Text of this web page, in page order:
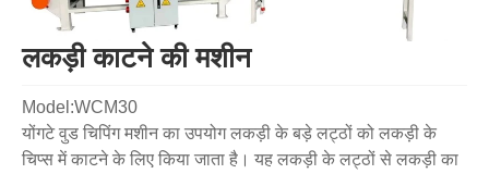
लकड़ी काटने की मशीन
Model:WCM30
योंगटे वुड चिपिंग मशीन का उपयोग लकड़ी के बड़े लट्ठों को लकड़ी के
चिप्स में काटने के लिए किया जाता है। यह लकड़ी के लट्ठों से लकड़ी का